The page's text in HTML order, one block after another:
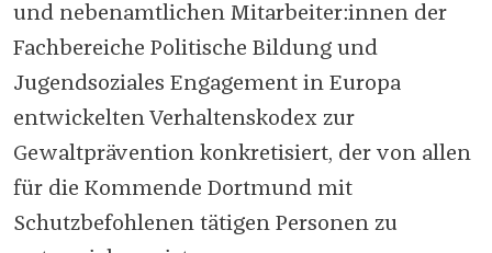
und nebenamtlichen Mitarbeiter:innen der
Fachbereiche Politische Bildung und
Jugendsoziales Engagement in Europa
entwickelten Verhaltenskodex zur
Gewaltprävention konkretisiert, der von allen
für die Kommende Dortmund mit
Schutzbefohlenen tätigen Personen zu